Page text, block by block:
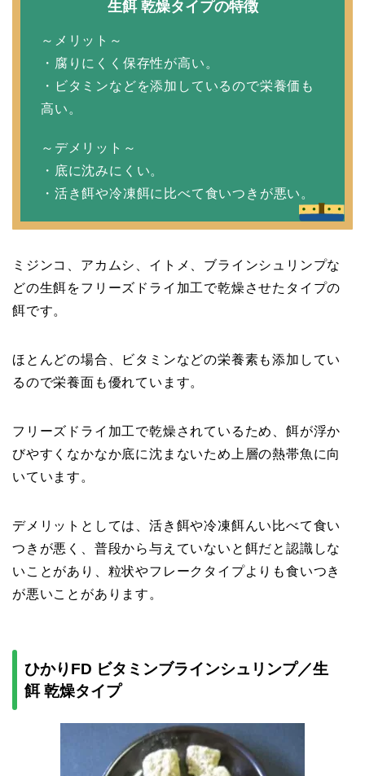
生餌 乾燥タイプの特徴
～メリット～
・腐りにくく保存性が高い。
・ビタミンなどを添加しているので栄養価も
高い。
～デメリット～
・底に沈みにくい。
・活き餌や冷凍餌に比べて食いつきが悪い。
ミジンコ、アカムシ、イトメ、ブラインシュリンプな
どの生餌をフリーズドライ加工で乾燥させたタイプの
餌です。
ほとんどの場合、ビタミンなどの栄養素も添加してい
るので栄養面も優れています。
フリーズドライ加工で乾燥されているため、餌が浮か
びやすくなかなか底に沈まないため上層の熱帯魚に向
いています。
デメリットとしては、活き餌や冷凍餌んい比べて食い
つきが悪く、普段から与えていないと餌だと認識しな
いことがあり、粒状やフレークタイプよりも食いつき
が悪いことがあります。
ひかりFD ビタミンブラインシュリンプ／生
餌 乾燥タイプ